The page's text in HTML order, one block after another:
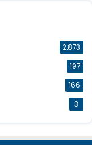
2.873
197
166
3